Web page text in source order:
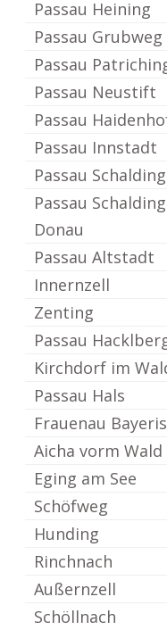
Passau Heining
Passau Grubweg
Passau
Passau Neustift
Passau
Passau Innstadt
Passau
Passau
Donau
Passau Altstadt
Innernzell
Zenting
Passau
Kirchdorf im
Passau Hals
Frauenau
Aicha vorm Wald
Eging am See
Schöfweg
Hunding
Rinchnach
Außernzell
Schöllnach